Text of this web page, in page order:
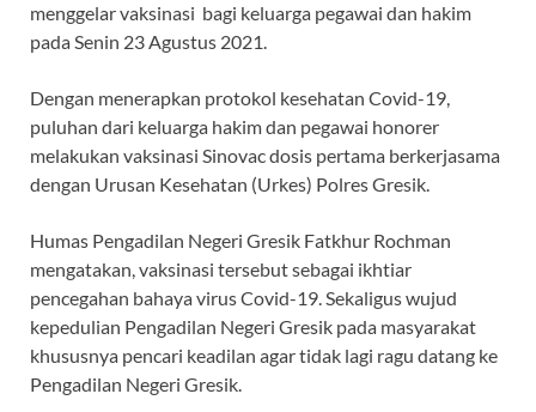
menggelar vaksinasi bagi keluarga pegawai dan hakim
pada Senin 23 Agustus 2021.
Dengan menerapkan protokol kesehatan Covid-19,
puluhan dari keluarga hakim dan pegawai honorer
melakukan vaksinasi Sinovac dosis pertama berkerjasama
dengan Urusan Kesehatan (Urkes) Polres Gresik.
Humas Pengadilan Negeri Gresik Fatkhur Rochman
mengatakan, vaksinasi tersebut sebagai ikhtiar
pencegahan bahaya virus Covid-19. Sekaligus wujud
kepedulian Pengadilan Negeri Gresik pada masyarakat
khususnya pencari keadilan agar tidak lagi ragu datang ke
Pengadilan Negeri Gresik.